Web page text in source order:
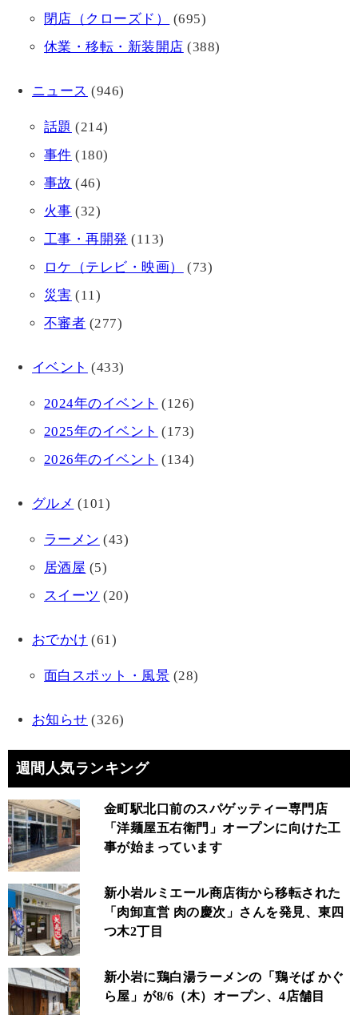
閉店（クローズド）
(695)
休業・移転・新装開店 (388)
ニュース (946)
話題 (214)
事件 (180)
事故 (46)
火事 (32)
工事・再開発 (113)
ロケ（テレビ・映画）
(73)
災害 (11)
不審者 (277)
イベント (433)
2024年のイベント (126)
2025年のイベント (173)
2026年のイベント (134)
グルメ (101)
ラーメン (43)
居酒屋 (5)
スイーツ (20)
おでかけ (61)
面白スポット・風景 (28)
お知らせ (326)
週間人気ランキング
金町駅北口前のスパゲッティー専門店
「洋麺屋五右衛門」オープンに向けた工
事が始まっています
新小岩ルミエール商店街から移転された
「肉卸直営 肉の慶次」さんを発見、東四
つ木2丁目
新小岩に鶏白湯ラーメンの「鶏そば かぐ
ら屋」が8/6（木）オープン、4店舗目